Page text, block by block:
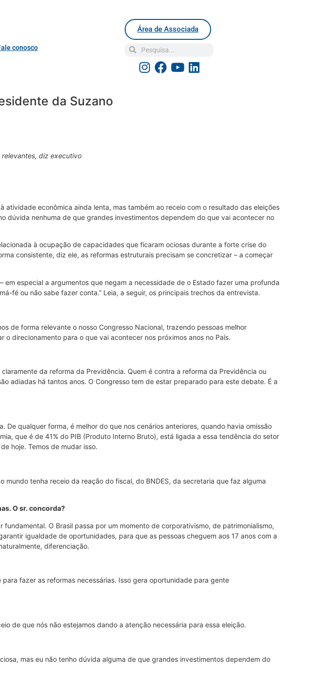
conosco
Área de Associada
da Suzano
diz executivo
econômica ainda lenta, mas também ao receio com o resultado das eleições
dúvida nenhuma de que grandes investimentos dependem do que vai acontecer no
à ocupação de capacidades que ficaram ociosas durante a forte crise do
consistente, diz ele, as reformas estruturais precisam se concretizar – a começar
especial a argumentos que negam a necessidade de o Estado fazer uma profunda
fé ou não sabe fazer conta.” Leia, a seguir, os principais trechos da entrevista.
de forma relevante o nosso Congresso Nacional, trazendo pessoas melhor
direcionamento para o que vai acontecer nos próximos anos no País.
da reforma da Previdência. Quem é contra a reforma da Previdência ou
adiadas há tantos anos. O Congresso tem de estar preparado para este debate. É a
qualquer forma, é melhor do que nos cenários anteriores, quando havia omissão
que é de 41% do PIB (Produto Interno Bruto), está ligada a essa tendência do setor
hoje. Temos de mudar isso.
tenha receio da reação do fiscal, do BNDES, da secretaria que faz alguma
O sr. concorda?
O Brasil passa por um momento de corporativismo, de patrimonialismo,
igualdade de oportunidades, para que as pessoas cheguem aos 17 anos com a
diferenciação.
fazer as reformas necessárias. Isso gera oportunidade para gente
de que nós não estejamos dando a atenção necessária para essa eleição.
mas eu não tenho dúvida alguma de que grandes investimentos dependem do